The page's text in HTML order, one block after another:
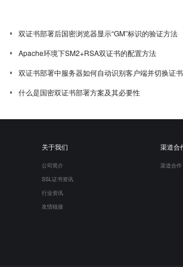
双证书部署后国密浏览器显示“GM”标识的验证方法
Apache环境下SM2+RSA双证书的配置方法
双证书部署中服务器如何自动识别客户端并切换证书
什么是国密双证书部署方案及其必要性
关于我们
公司简介
SSL证书资讯
行业资讯
友情链接
渠道合
渠道合作